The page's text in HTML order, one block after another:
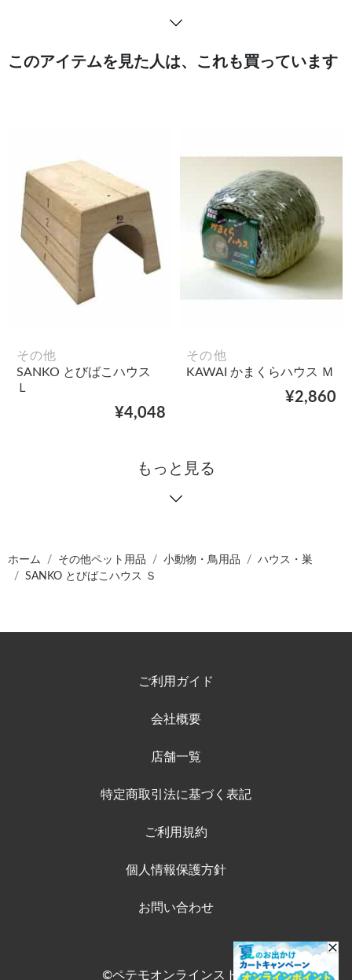
このアイテムを見た人は、これも買っています
その他
SANKO とびばこハウス
Ｌ
¥4,048
その他
KAWAI かまくらハウス Ｍ
¥2,860
もっと見る
ホーム その他ペット用品 小動物・鳥用品
ハウス・巣
SANKO とびばこハウス Ｓ
ご利用ガイド
会社概要
店舗一覧
特定商取引法に基づく表記
ご利用規約
個人情報保護方針
お問い合わせ
©ペテモオンラインストア